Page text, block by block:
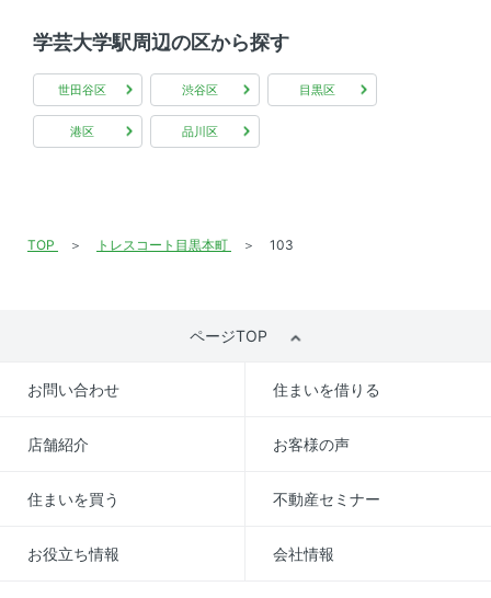
学芸大学駅周辺の区から探す
世田谷区 渋谷区 目黒区
港区 品川区
TOP トレスコート目黒本町 103
ページTOP
お問い合わせ 住まいを借りる
店舗紹介 お客様の声
住まいを買う 不動産セミナー
お役立ち情報 会社情報